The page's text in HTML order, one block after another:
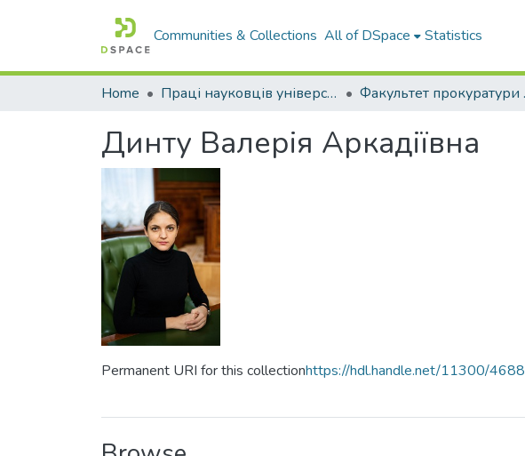
Communities & Collections All of DSpace Statistics
Home Праці науковців університету
Динту Валерія Аркадіївна
Permanent URI for this collectionhttps://hdl.handle.net/11300/4688